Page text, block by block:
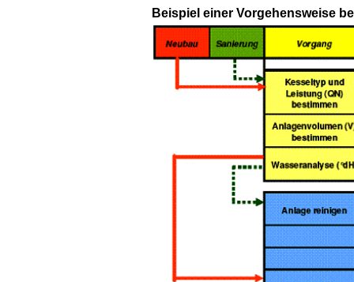
Beispiel einer Vorgehensweise